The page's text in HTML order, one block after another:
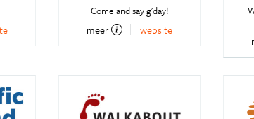
Come and say g'day!
meer website